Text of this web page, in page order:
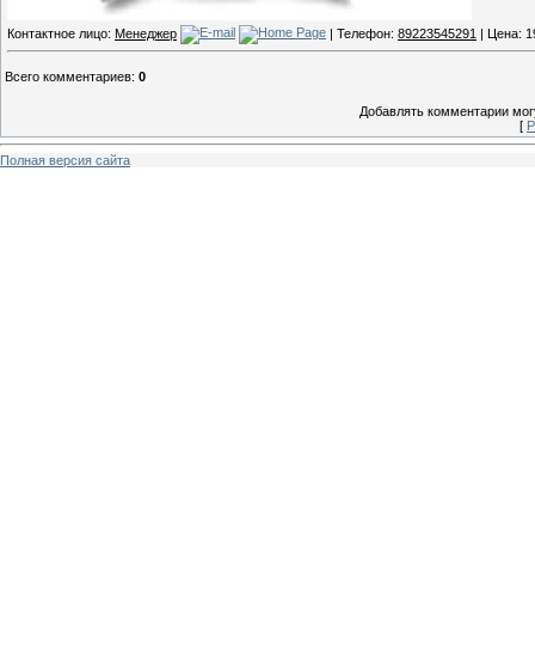
Контактное лицо: Менеджер | Телефон: 89223545291 | Цена:
Всего комментариев: 0
Добавлять комментарии
[
Полная версия сайта